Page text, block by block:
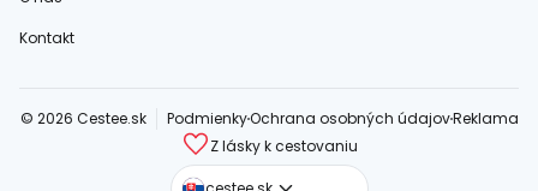
Kontakt
© 2026 Cestee.sk PodmienkyOchrana osobných údajovReklama
Z lásky k cestovaniu
cestee.com